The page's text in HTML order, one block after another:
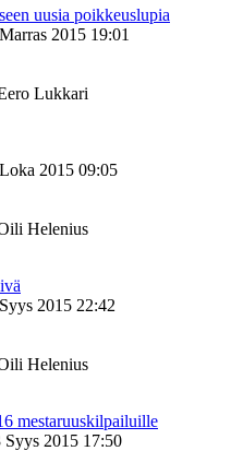
uusia poikkeuslupia
2015 19:01
Lukkari
2015 09:05
Helenius
2015 22:42
Helenius
mestaruuskilpailuille
Syys 2015 17:50